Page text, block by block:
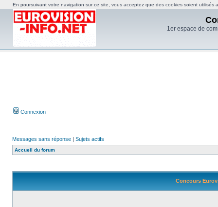
1er espace de
Connexion
Messages sans réponse | Sujets actifs
Accueil du forum
Concours
En poursuivant votre navigation sur ce site, vous acceptez que des cookies soient